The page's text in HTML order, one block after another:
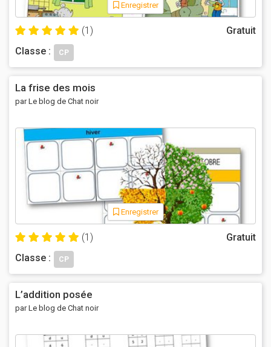
Enregistrer
(1)
Gratuit
Classe :
CP
La frise des mois
par Le blog de Chat noir
Enregistrer
(1)
Gratuit
Classe :
CP
L’addition posée
par Le blog de Chat noir